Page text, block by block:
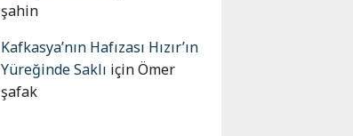
şahin
Kafkasya’nın Hafızası Hızır’ın
Yüreğinde Saklı içinÖmer
şafak